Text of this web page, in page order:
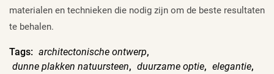
materialen en technieken die nodig zijn om de beste resultaten
te behalen.
Tags: architectonische ontwerp,
dunne plakken natuursteen, duurzame optie, elegantie,